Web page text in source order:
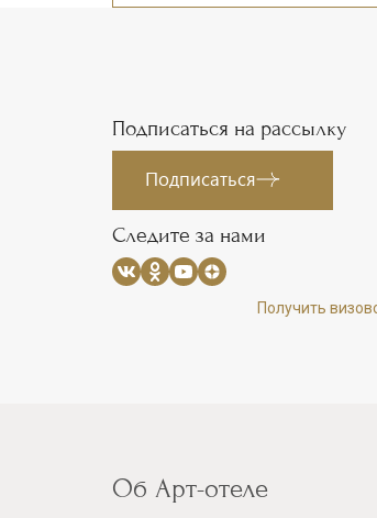
Подписаться на рассылку
Подписаться
Следите за нами
Получить
Об Арт-отеле